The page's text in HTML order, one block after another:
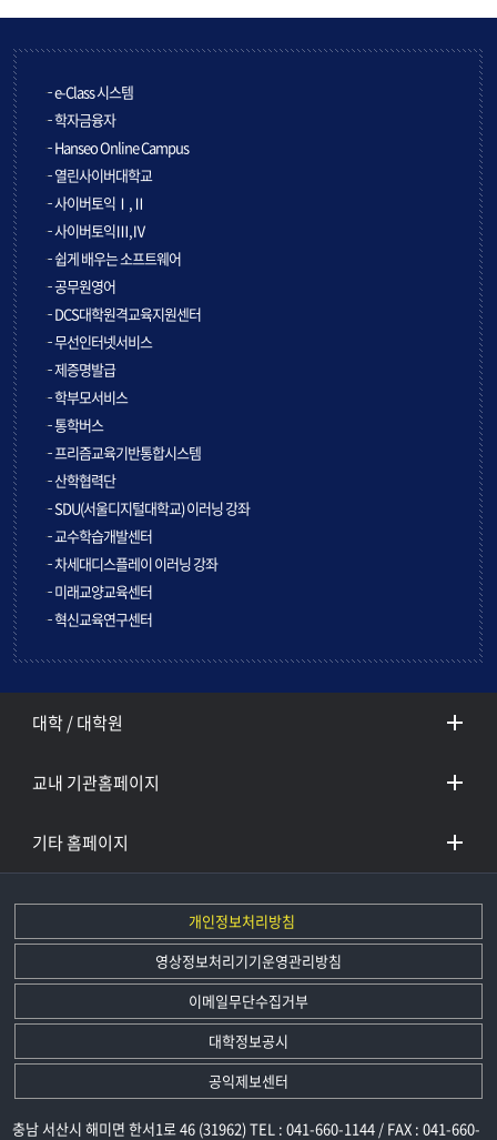
e-Class 시스템
학자금융자
Hanseo Online Campus
열린사이버대학교
사이버토익Ⅰ,Ⅱ
사이버토익Ⅲ,Ⅳ
쉽게 배우는 소프트웨어
공무원영어
DCS대학원격교육지원센터
무선인터넷서비스
제증명발급
학부모서비스
통학버스
프리즘교육기반통합시스템
산학협력단
SDU(서울디지털대학교) 이러닝 강좌
교수학습개발센터
차세대디스플레이 이러닝 강좌
미래교양교육센터
혁신교육연구센터
대학 / 대학원
교내 기관홈페이지
기타 홈페이지
개인정보처리방침
영상정보처리기기운영관리방침
이메일무단수집거부
대학정보공시
공익제보센터
충남 서산시 해미면 한서1로 46 (31962) TEL : 041-660-1144 / FAX : 041-660-